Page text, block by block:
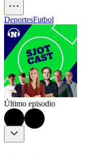
DeportesFutbol
Último episodio